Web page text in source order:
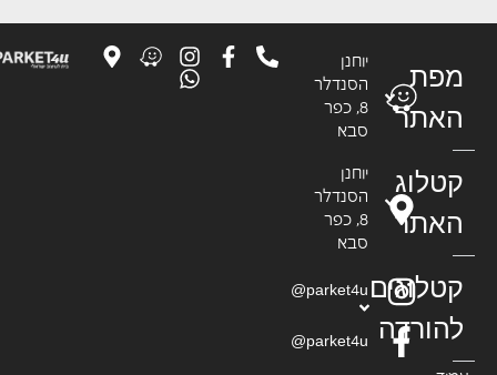
הסנדלר
8, כפר
סבא
יוחנן
הסנדלר
8, כפר
parket4u@
parket4u@